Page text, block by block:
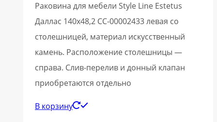
Раковина для мебели Style Line Estetus
Даллас 140х48,2 СС-00002433 левая со
столешницей, материал искусственный
камень. Расположение столешницы —
справа. Слив-перелив и донный клапан
приобретаются отдельно
В корзину